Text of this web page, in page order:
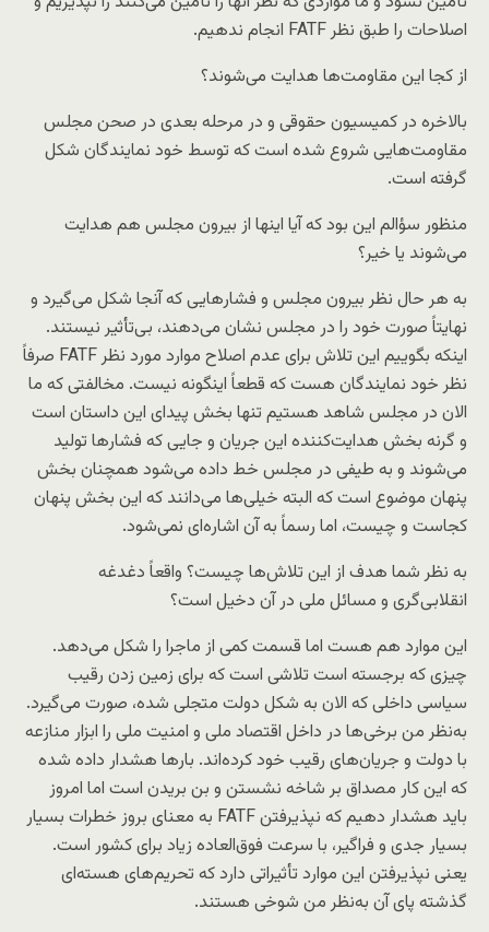
اصلاحات را طبق نظر FATF انجام ندهیم.
از کجا این مقاومت‌ها هدایت می‌شوند؟
بالاخره در کمیسیون حقوقی و در مرحله بعدی در صحن مجلس
مقاومت‌هایی شروع شده است که توسط خود نمایندگان شکل
گرفته است.
منظور سؤالم این بود که آیا اینها از بیرون مجلس هم هدایت
می‌شوند یا خیر؟
به هر حال نظر بیرون مجلس و فشارهایی که آنجا شکل می‌گیرد و
نهایتاً صورت خود را در مجلس نشان می‌دهند، بی‌تأثیر نیستند.
اینکه بگوییم این تلاش برای عدم اصلاح موارد مورد نظر FATF صرفاً
نظر خود نمایندگان هست که قطعاً اینگونه نیست. مخالفتی که ما
الان در مجلس شاهد هستیم تنها بخش پیدای این داستان است
و گرنه بخش هدایت‌کننده این جریان و جایی که فشارها تولید
می‌شوند و به طیفی در مجلس خط داده می‌شود همچنان بخش
پنهان موضوع است که البته خیلی‌ها می‌دانند که این بخش پنهان
کجاست و چیست، اما رسماً به آن اشاره‌ای نمی‌شود.
به نظر شما هدف از این تلاش‌ها چیست؟ واقعاً دغدغه
انقلابی‌گری و مسائل ملی در آن دخیل است؟
این موارد هم هست اما قسمت کمی از ماجرا را شکل می‌دهد.
چیزی که برجسته است تلاشی است که برای زمین زدن رقیب
سیاسی داخلی که الان به شکل دولت متجلی شده، صورت می‌گیرد.
به‌نظر من برخی‌ها در داخل اقتصاد ملی و امنیت ملی را ابزار منازعه
با دولت و جریان‌های رقیب خود کرده‌اند. بارها هشدار داده شده
که این کار مصداق بر شاخه نشستن و بن بریدن است اما امروز
باید هشدار دهیم که نپذیرفتن FATF به معنای بروز خطرات بسیار
بسیار جدی و فراگیر، با سرعت فوق‌العاده زیاد برای کشور است.
یعنی نپذیرفتن این موارد تأثیراتی دارد که تحریم‌های هسته‌ای
گذشته پای آن به‌نظر من شوخی هستند.